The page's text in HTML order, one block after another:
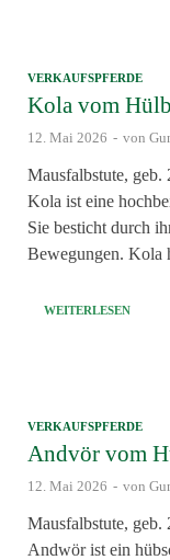
VERKAUFSPFERDE
Kola vom
12. Mai 2026 - von
Mausfalbstute,
Kola ist eine
Sie besticht durch
Bewegungen.
WEITERLESEN
VERKAUFSPFERDE
Andvör vom
12. Mai 2026 - von
Mausfalbstute,
Andwör ist ein